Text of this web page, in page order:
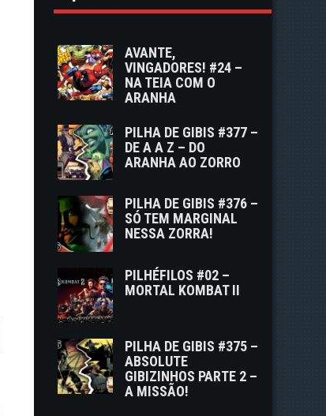
AVANTE,
VINGADORES! #24 –
NA TEIA COM O
ARANHA
PILHA DE GIBIS #377 –
DE A A Z – DO
ARANHA AO ZORRO
PILHA DE GIBIS #376 –
SÓ TEM MARGINAL
NESSA ZORRA!
PILHÉFILOS #02 –
MORTAL KOMBAT II
PILHA DE GIBIS #375 –
ABSOLUTE
GIBIZINHOS PARTE 2 –
A MISSÃO!